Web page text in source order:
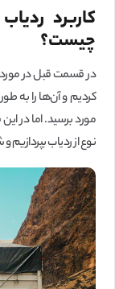
کاربرد
چیست؟
کردیم و آن‌ها را به
مورد برسید. اما در
نوع از ردیاب